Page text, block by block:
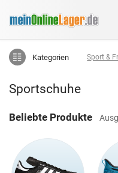
Kategorien Sport &
Sportschuhe
Beliebte Produkte